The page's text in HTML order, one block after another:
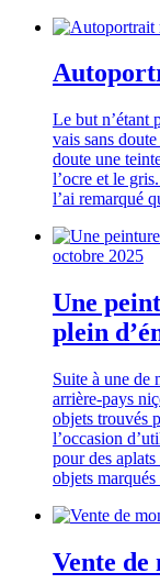
Le but n’étant
vais sans
doute une
l’ocre et le
l’ai remarqué
octobre 2025
Une
plein
Suite à une de
arrière-pays
objets trouvés
l’occasion
pour des
objets
Vente de